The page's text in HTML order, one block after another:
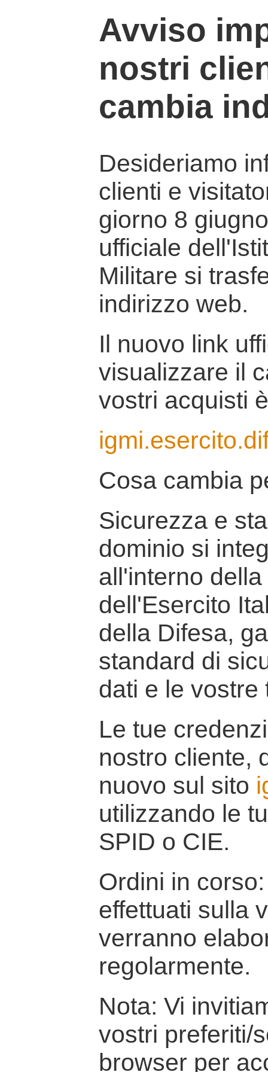
Avviso
nostri
cambia
Desideriamo
clienti e
giorno 8
ufficiale
Militare si
indirizzo web.
Il nuovo link
visualizzare il
vostri acquisti
Cosa cambia
Sicurezza e
dominio si
all'interno
dell'Esercito
della Difesa,
standard di
dati e le vostre
Le tue
nostro cliente,
nuovo sul sito
utilizzando le
SPID o CIE.
Ordini in
effettuati sulla
verranno
regolarmente.
Nota: Vi
vostri preferiti/
browser per